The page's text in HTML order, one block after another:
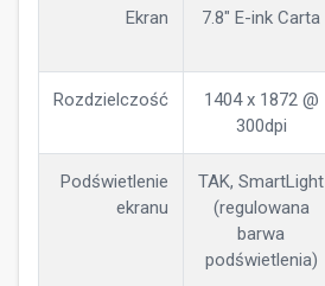
Ekran 7.8" E-ink Carta
Rozdzielczość
1404 x 1872 @
300dpi
Podświetlenie
ekranu
TAK, SmartLight
(regulowana
barwa
podświetlenia)